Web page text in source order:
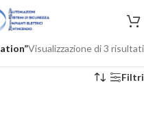
Visualizzazione di 3 risultati
Filtri